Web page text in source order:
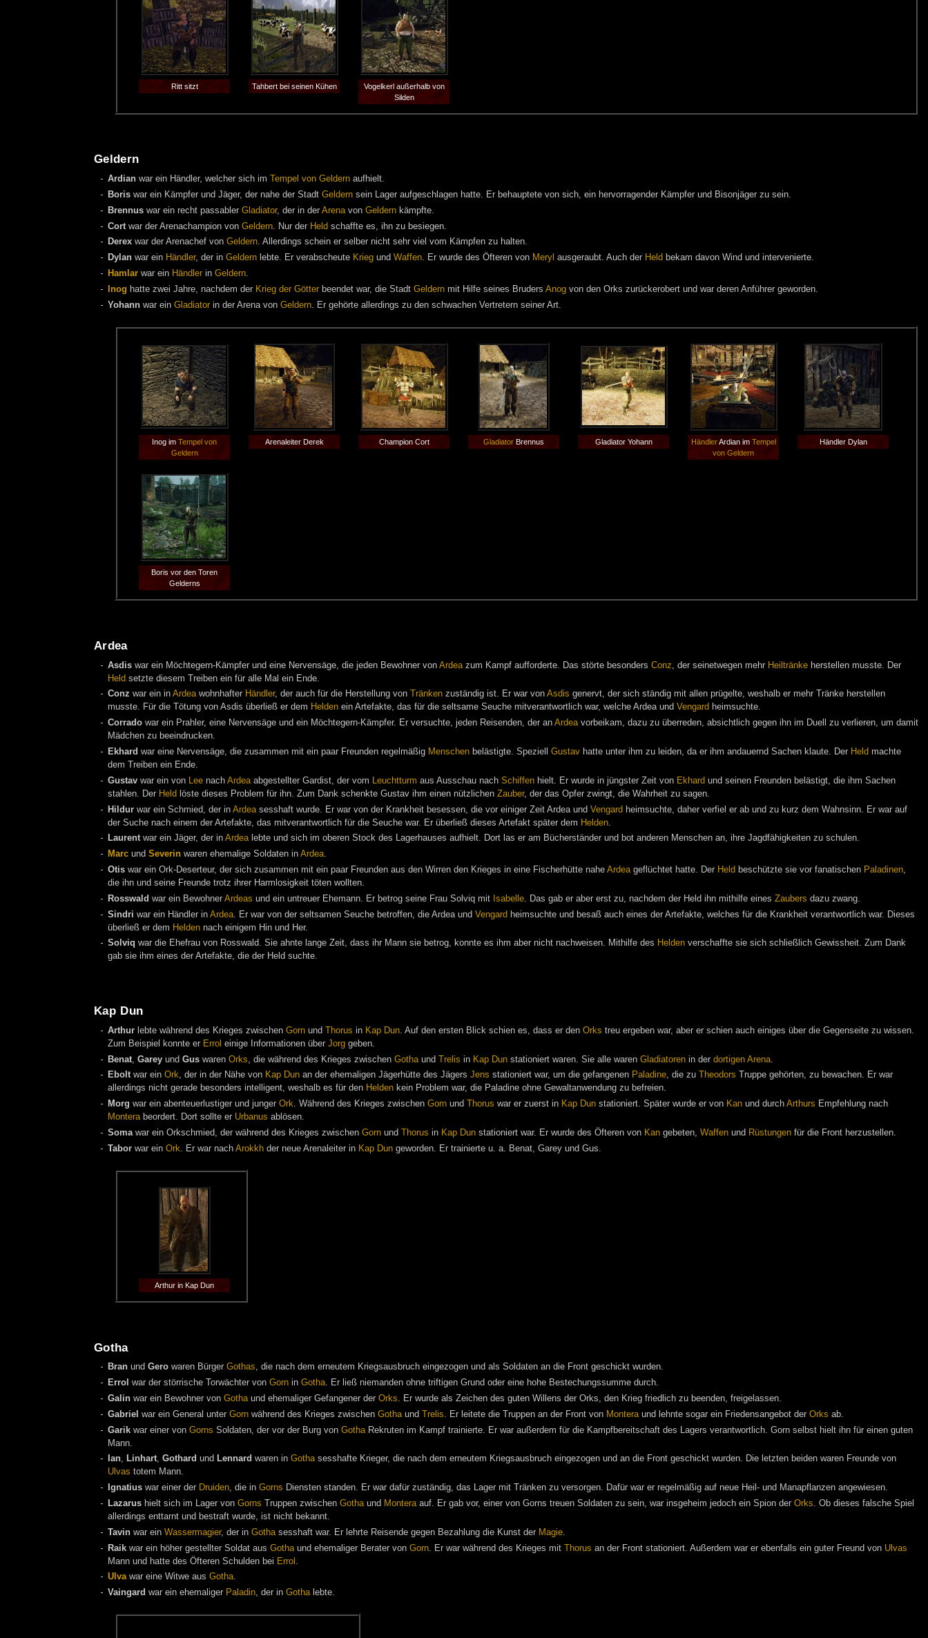
Ritt sitzt Tahbert bei seinen Kühen
Vogelkerl außerhalb von
Silden
Geldern
Ardian war ein Händler, welcher sich im Tempel von Geldern aufhielt.
Boris war ein Kämpfer und Jäger, der nahe der Stadt Geldern sein Lager aufgeschlagen hatte. Er behauptete von sich, ein hervorragender Kämpfer und Bisonjäger zu sein.
Brennus war ein recht passabler Gladiator, der in der Arenavon Geldern kämpfte.
Cort war der Arenachampion von Geldern . Nur der Held schaffte es, ihn zu besiegen.
Derex war der Arenachef von Geldern. Allerdings schein er selber nicht sehr viel vom Kämpfen zu halten.
Dylan war ein Händler, der in Geldern lebte. Er verabscheute Krieg und Waffen. Er wurde des Öfteren von Meryl ausgeraubt. Auch der Held bekam davon Wind und intervenierte.
Hamlar war ein Händler in Geldern.
Inog hatte zwei Jahre, nachdem der Krieg der Götter beendet war, die Stadt Geldern mit Hilfe seines Bruders Anog von den Orks zurückerobert und war deren Anführer geworden.
Yohann war ein Gladiator in der Arena von Geldern . Er gehörte allerdings zu den schwachen Vertretern seiner Art.
Inog imTempel von
Geldern
Arenaleiter Derek Champion Cort Gladiator Brennus Gladiator Yohann HändlerArdian im Tempel
von Geldern
Händler Dylan
Boris vor den Toren
Gelderns
Ardea
Asdis war ein Möchtegern-Kämpfer und eine Nervensäge, die jeden Bewohner von Ardea zum Kampf aufforderte. Das störte besonders Conz , der seinetwegen mehr Heiltränke herstellen musste. Der
Held setzte diesem Treiben ein für alle Mal ein Ende.
Conz war ein in Ardeawohnhafter Händler, der auch für die Herstellung von Tränken zuständig ist. Er war von Asdis genervt, der sich ständig mit allen prügelte, weshalb er mehr Tränke herstellen
musste. Für die Tötung von Asdis überließ er dem Helden ein Artefakte, das für die seltsame Seuche mitverantwortlich war, welche Ardea und Vengard heimsuchte.
Corrado war ein Prahler, eine Nervensäge und ein Möchtegern-Kämpfer. Er versuchte, jeden Reisenden, der an Ardeavorbeikam, dazu zu überreden, absichtlich gegen ihn im Duell zu verlieren, um damit
Mädchen zu beeindrucken.
Ekhard war eine Nervensäge, die zusammen mit ein paar Freunden regelmäßig Menschen belästigte. Speziell Gustav hatte unter ihm zu leiden, da er ihm andauernd Sachen klaute. Der Held machte
dem Treiben ein Ende.
Gustav war ein von Lee nach Ardea abgestellter Gardist, der vom Leuchtturm aus Ausschau nach Schiffen hielt. Er wurde in jüngster Zeit von Ekhard und seinen Freunden belästigt, die ihm Sachen
stahlen. Der Held löste dieses Problem für ihn. Zum Dank schenkte Gustav ihm einen nützlichen Zauber, der das Opfer zwingt, die Wahrheit zu sagen.
Hildur war ein Schmied, der in Ardea sesshaft wurde. Er war von der Krankheit besessen, die vor einiger Zeit Ardea und Vengard heimsuchte, daher verfiel er ab und zu kurz dem Wahnsinn. Er war auf
der Suche nach einem der Artefakte, das mitverantwortlich für die Seuche war. Er überließ dieses Artefakt später dem Helden
Laurentwar ein Jäger, der in Ardealebte und sich im oberen Stock des Lagerhauses aufhielt. Dort las er am Bücherständer und bot anderen Menschen an, ihre Jagdfähigkeiten zu schulen.
Marc und Severin waren ehemalige Soldaten in Ardea.
Otis war ein Ork-Deserteur, der sich zusammen mit ein paar Freunden aus den Wirren den Krieges in eine Fischerhütte nahe Ardeageflüchtet hatte. Der Held beschützte sie vor fanatischen Paladinen,
die ihn und seine Freunde trotz ihrer Harmlosigkeit töten wollten.
Rosswald war ein Bewohner Ardeas und ein untreuer Ehemann. Er betrog seine Frau Solviq mit Isabelle . Das gab er aber erst zu, nachdem der Held ihn mithilfe eines Zaubers dazu zwang.
Sindri war ein Händler in Ardea . Er war von der seltsamen Seuche betroffen, die Ardea und Vengard heimsuchte und besaß auch eines der Artefakte, welches für die Krankheit verantwortlich war. Dieses
überließ er dem Helden nach einigem Hin und Her.
Solviq war die Ehefrau von Rosswald. Sie ahnte lange Zeit, dass ihr Mann sie betrog, konnte es ihm aber nicht nachweisen. Mithilfe des Helden verschaffte sie sich schließlich Gewissheit. Zum Dank
gab sie ihm eines der Artefakte, die der Held suchte.
Kap Dun
Arthur lebte während des Krieges zwischen Gorn und Thorus in Kap Dun . Auf den ersten Blick schien es, dass er den Orks treu ergeben war, aber er schien auch einiges über die Gegenseite zu wissen.
Zum Beispiel konnte er Errol einige Informationen über Jorg geben.
Benat Garey und Gus waren Orks , die während des Krieges zwischen Gotha und Trelis in Kap Dun stationiert waren. Sie alle waren Gladiatoren in der dortigen Arena
Eboltwar ein Ork, der in der Nähe von Kap Dun an der ehemaligen Jägerhütte des Jägers Jens stationiert war, um die gefangenen Paladine, die zu Theodors Truppe gehörten, zu bewachen. Er war
allerdings nicht gerade besonders intelligent, weshalb es für den Helden kein Problem war, die Paladine ohne Gewaltanwendung zu befreien.
Morg war ein abenteuerlustiger und junger Ork. Während des Krieges zwischen Gorn und Thorus war er zuerst in Kap Dun stationiert. Später wurde er von Kan und durch Arthurs Empfehlung nach
Monterabeordert. Dort sollte er Urbanus ablösen.
Somawar ein Orkschmied, der während des Krieges zwischen Gorn und Thorus in Kap Dun stationiert war. Er wurde des Öfteren von Kan gebeten, Waffen und Rüstungen für die Front herzustellen.
Tabor war ein Ork . Er war nach Arokkh der neue Arenaleiter in Kap Dun geworden. Er trainierte u. a. Benat, Garey und Gus.
Arthur in Kap Dun
Gotha
Bran und Gero waren Bürger Gothas, die nach dem erneutem Kriegsausbruch eingezogen und als Soldaten an die Front geschickt wurden.
Errol war der störrische Torwächter von Gorn in Gotha. Er ließ niemanden ohne triftigen Grund oder eine hohe Bestechungssumme durch.
Galin war ein Bewohner von Gothaund ehemaliger Gefangener der Orks. Er wurde als Zeichen des guten Willens der Orks, den Krieg friedlich zu beenden, freigelassen.
Gabriel war ein General unter Gorn während des Krieges zwischen Gotha und Trelis . Er leitete die Truppen an der Front von Montera und lehnte sogar ein Friedensangebot der Orks ab.
Garik war einer von Gorns Soldaten, der vor der Burg von Gotha Rekruten im Kampf trainierte. Er war außerdem für die Kampfbereitschaft des Lagers verantwortlich. Gorn selbst hielt ihn für einen guten
Mann.
Ian, Linhart, Gothard und Lennard waren in Gothasesshafte Krieger, die nach dem erneutem Kriegsausbruch eingezogen und an die Front geschickt wurden. Die letzten beiden waren Freunde von
Ulvas totem Mann.
Ignatius war einer der Druiden, die in Gorns Diensten standen. Er war dafür zuständig, das Lager mit Tränken zu versorgen. Dafür war er regelmäßig auf neue Heil- und Manapflanzen angewiesen.
Lazarus hielt sich im Lager von Gorns Truppen zwischen Gothaund Monteraauf. Er gab vor, einer von Gorns treuen Soldaten zu sein, war insgeheim jedoch ein Spion der Orks. Ob dieses falsche Spiel
allerdings enttarnt und bestraft wurde, ist nicht bekannt.
Tavin war ein Wassermagier, der in Gotha sesshaft war. Er lehrte Reisende gegen Bezahlung die Kunst der Magie
Raik war ein höher gestellter Soldat aus Gotha und ehemaliger Berater von Gorn . Er war während des Krieges mit Thorus an der Front stationiert. Außerdem war er ebenfalls ein guter Freund von Ulvas
Mann und hatte des Öfteren Schulden bei Errol
Ulvawar eine Witwe aus Gotha.
Vaingard war ein ehemaliger Paladin, der in Gothalebte.